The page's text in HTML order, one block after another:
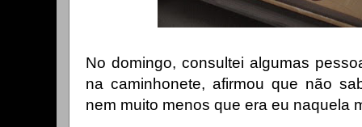
No domingo, consultei algumas
na caminhonete, afirmou que não
nem muito menos que era eu naquela